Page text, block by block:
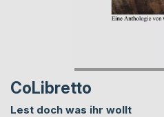
CoLibretto
Lest doch was ihr wollt